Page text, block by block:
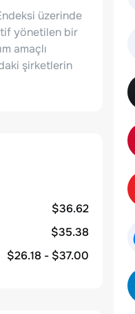
üzerinde
yönetilen bir
amaçlı
şirketlerin
$36.62
$35.38
$26.18 - $37.00